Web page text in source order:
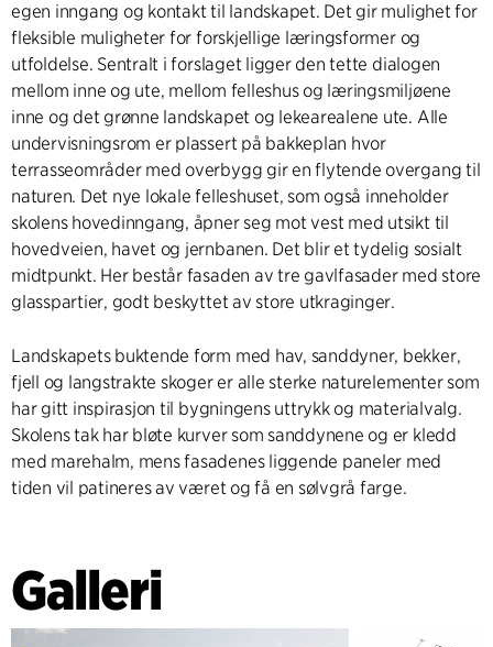
egen inngang og kontakt til landskapet. Det gir mulighet for
fleksible muligheter for forskjellige læringsformer og
utfoldelse. Sentralt i forslaget ligger den tette dialogen
mellom inne og ute, mellom felleshus og læringsmiljøene
inne og det grønne landskapet og lekearealene ute. Alle
undervisningsrom er plassert på bakkeplan hvor
terrasseområder med overbygg gir en flytende overgang til
naturen. Det nye lokale felleshuset, som også inneholder
skolens hovedinngang, åpner seg mot vest med utsikt til
hovedveien, havet og jernbanen. Det blir et tydelig sosialt
midtpunkt. Her består fasaden av tre gavlfasader med store
glasspartier, godt beskyttet av store utkraginger.
Landskapets buktende form med hav, sanddyner, bekker,
fjell og langstrakte skoger er alle sterke naturelementer som
har gitt inspirasjon til bygningens uttrykk og materialvalg.
Skolens tak har bløte kurver som sanddynene og er kledd
med marehalm, mens fasadenes liggende paneler med
tiden vil patineres av været og få en sølvgrå farge.
Galleri